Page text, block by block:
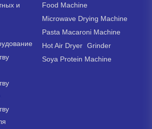
и
Food Machine
Microwave Drying Machine
Pasta Macaroni Machine
Hot Air Dryer Grinder
Soya Protein Machine